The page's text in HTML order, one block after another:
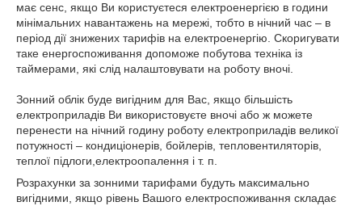
має сенс, якщо Ви користуєтеся електроенергією в години
мінімальних навантажень на мережі, тобто в нічний час – в
період дії знижених тарифів на електроенергію. Скоригувати
таке енергоспоживання допоможе побутова техніка із
таймерами, які слід налаштовувати на роботу вночі.
Зонний облік буде вигідним для Вас, якщо більшість
електроприладів Ви використовуєте вночі або ж можете
перенести на нічний годину роботу електроприладів великої
потужності – кондиціонерів, бойлерів, тепловентиляторів,
теплої підлоги,електроопалення і т. п.
Розрахунки за зонними тарифами будуть максимально
вигідними, якщо рівень Вашого електроспоживання складає